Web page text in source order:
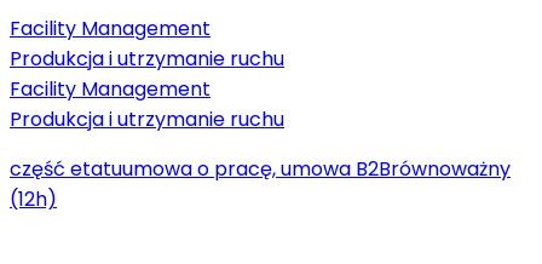
Facility Management
Produkcja i utrzymanie ruchu
Facility Management
Produkcja i utrzymanie ruchu
część etatuumowa o pracę, umowa B2Brównoważny
(12h)